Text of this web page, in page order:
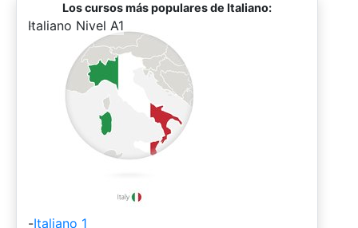
Los cursos más populares de Italiano:
-
Italiano Nivel A1
-Italiano 1